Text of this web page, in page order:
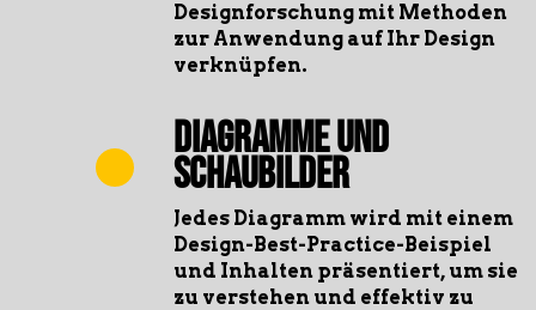
Designforschung mit Methoden
zur Anwendung auf Ihr Design
verknüpfen.
Diagramme und
Schaubilder
Jedes Diagramm wird mit einem
Design-Best-Practice-Beispiel
und Inhalten präsentiert, um sie
zu verstehen und effektiv zu